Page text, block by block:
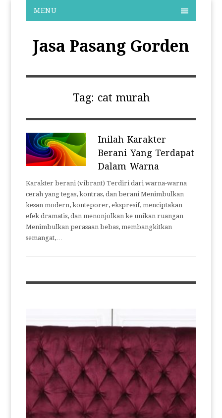
MENU
Jasa Pasang Gorden
Tag: cat murah
Inilah Karakter
Berani Yang Terdapat
Dalam Warna
Karakter berani (vibrant) Terdiri dari warna-warna
cerah yang tegas, kontras, dan berani Menimbulkan
kesan modern, konteporer, ekspresif, menciptakan
efek dramatis, dan menonjolkan ke unikan ruangan
Menimbulkan perasaan bebas, membangkitkan
semangat,…